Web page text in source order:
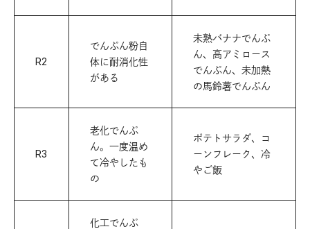
R2
でんぷん粉自
体に耐消化性
がある
未熟バナナでんぷ
ん、高アミロース
でんぷん、未加熱
の馬鈴薯でんぷん
R3
老化でんぷ
ん。一度温め
て冷やしたも
の
ポテトサラダ、コ
ーンフレーク、冷
やご飯
化工でんぷ